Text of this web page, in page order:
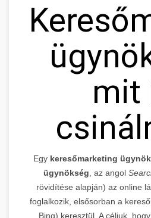
mit
Egy keresőmarketing
ügynökség , az angol
rövidítése alapján) az online
foglalkozik, elsősorban a
Bing) keresztül. A céljuk,